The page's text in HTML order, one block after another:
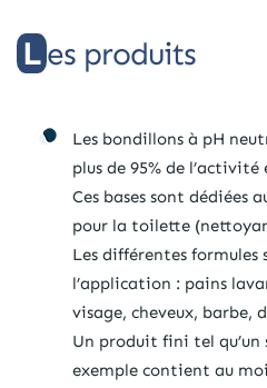
Les produits
Les bondillons à pH
plus de 95% de
Ces bases sont dédiées
pour la toilette
Les différentes formules
l’application : pains
visage, cheveux, barbe,
Un produit fini tel
exemple contient au